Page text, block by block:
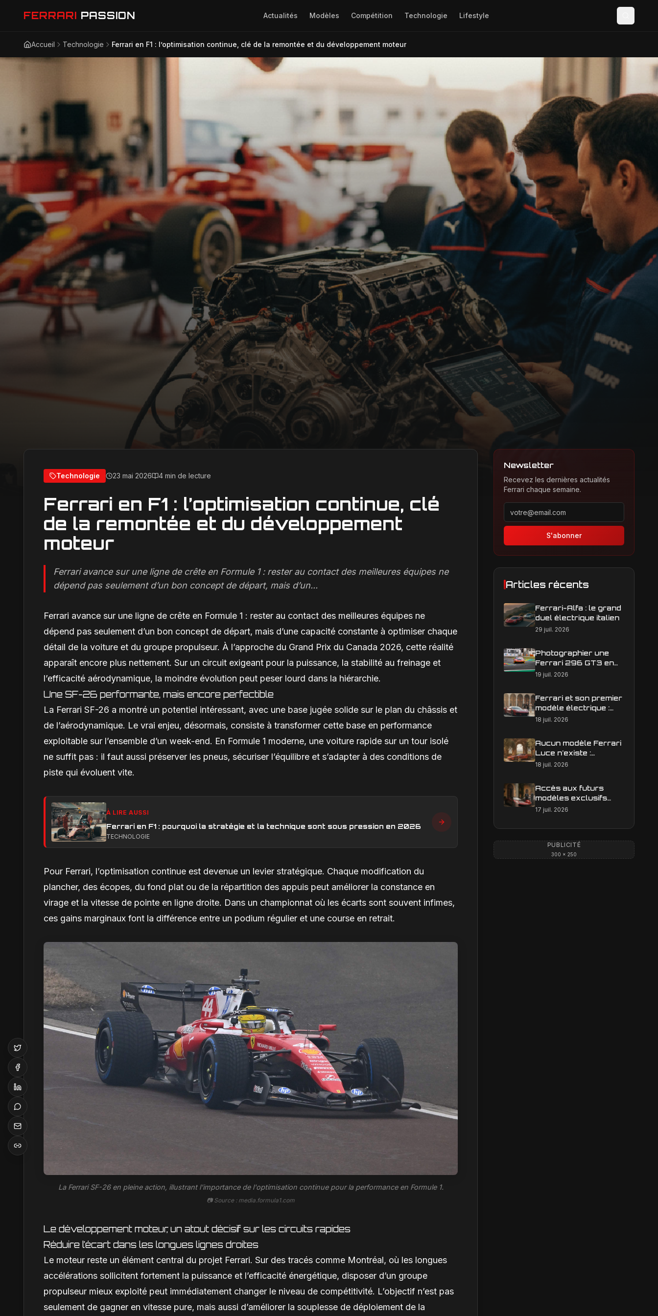
FERRARI PASSION Actualités Modèles Compétition Technologie Lifestyle
Accueil Technologie Ferrari en F1 : l’optimisation continue, clé de la remontée et du développement moteur
Technologie 23 mai 2026 4 min de lecture
Ferrari en F1 : l’optimisation continue, clé
de la remontée et du développement
moteur
Ferrari avance sur une ligne de crête en Formule 1 : rester au contact des meilleures équipes ne
dépend pas seulement d’un bon concept de départ, mais d’un...
Ferrari avance sur une ligne de crête en Formule 1 : rester au contact des meilleures équipes ne
dépend pas seulement d’un bon concept de départ, mais d’une capacité constante à optimiser chaque
détail de la voiture et du groupe propulseur. À l’approche du Grand Prix du Canada 2026, cette réalité
apparaît encore plus nettement. Sur un circuit exigeant pour la puissance, la stabilité au freinage et
l’efficacité aérodynamique, la moindre évolution peut peser lourd dans la hiérarchie.
Une SF-26 performante, mais encore perfectible
La Ferrari SF-26 a montré un potentiel intéressant, avec une base jugée solide sur le plan du châssis et
de l’aérodynamique. Le vrai enjeu, désormais, consiste à transformer cette base en performance
exploitable sur l’ensemble d’un week-end. En Formule 1 moderne, une voiture rapide sur un tour isolé
ne suffit pas : il faut aussi préserver les pneus, sécuriser l’équilibre et s’adapter à des conditions de
piste qui évoluent vite.
À LIRE AUSSI
Ferrari en F1 : pourquoi la stratégie et la technique sont sous pression en 2026
TECHNOLOGIE
Pour Ferrari, l’optimisation continue est devenue un levier stratégique. Chaque modification du
plancher, des écopes, du fond plat ou de la répartition des appuis peut améliorer la constance en
virage et la vitesse de pointe en ligne droite. Dans un championnat où les écarts sont souvent infimes,
ces gains marginaux font la différence entre un podium régulier et une course en retrait.
La Ferrari SF-26 en pleine action, illustrant l'importance de l'optimisation continue pour la performance en Formule 1.
📷 Source : media.formula1.com
Le développement moteur, un atout décisif sur les circuits rapides
Réduire l’écart dans les longues lignes droites
Le moteur reste un élément central du projet Ferrari. Sur des tracés comme Montréal, où les longues
accélérations sollicitent fortement la puissance et l’efficacité énergétique, disposer d’un groupe
propulseur mieux exploité peut immédiatement changer le niveau de compétitivité. L’objectif n’est pas
seulement de gagner en vitesse pure, mais aussi d’améliorer la souplesse de déploiement de la
Newsletter
Recevez les dernières actualités
Ferrari chaque semaine.
Adresse email pour la newsletter
S'abonner
Articles récents
Ferrari-Alfa : le grand
duel électrique italien
29 juil. 2026
Photographier une
Ferrari 296 GT3 en
action : construire une
19 juil. 2026
Ferrari et son premier
modèle électrique :
calendrier de
18 juil. 2026
Aucun modèle Ferrari
Luce n'existe :
clarification sur les
18 juil. 2026
Accès aux futurs
modèles exclusifs
Ferrari : l'achat
est-il une réalité ?
17 juil. 2026
PUBLICITÉ
300 × 250